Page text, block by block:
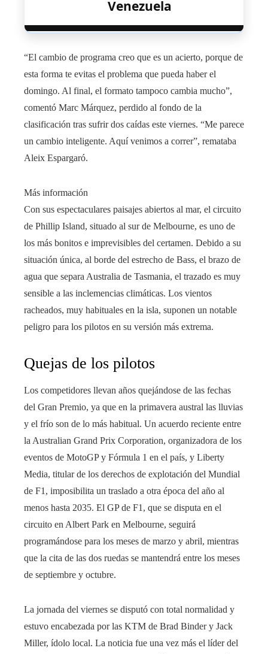
Venezuela
“El cambio de programa creo que es un acierto, porque de
esta forma te evitas el problema que pueda haber el
domingo. Al final, el formato tampoco cambia mucho”,
comentó Marc Márquez, perdido al fondo de la
clasificación tras sufrir dos caídas este viernes. “Me parece
un cambio inteligente. Aquí venimos a correr”, remataba
Aleix Espargaró.
Más información
Con sus espectaculares paisajes abiertos al mar, el circuito
de Phillip Island, situado al sur de Melbourne, es uno de
los más bonitos e imprevisibles del certamen. Debido a su
situación única, al borde del estrecho de Bass, el brazo de
agua que separa Australia de Tasmania, el trazado es muy
sensible a las inclemencias climáticas. Los vientos
racheados, muy habituales en la isla, suponen un notable
peligro para los pilotos en su versión más extrema.
Quejas de los pilotos
Los competidores llevan años quejándose de las fechas
del Gran Premio, ya que en la primavera austral las lluvias
y el frío son de lo más habitual. Un acuerdo reciente entre
la Australian Grand Prix Corporation, organizadora de los
eventos de MotoGP y Fórmula 1 en el país, y Liberty
Media, titular de los derechos de explotación del Mundial
de F1, imposibilita un traslado a otra época del año al
menos hasta 2035. El GP de F1, que se disputa en el
circuito en Albert Park en Melbourne, seguirá
programándose para los meses de marzo y abril, mientras
que la cita de las dos ruedas se mantendrá entre los meses
de septiembre y octubre.
La jornada del viernes se disputó con total normalidad y
estuvo encabezada por las KTM de Brad Binder y Jack
Miller, ídolo local. La noticia fue una vez más el líder del